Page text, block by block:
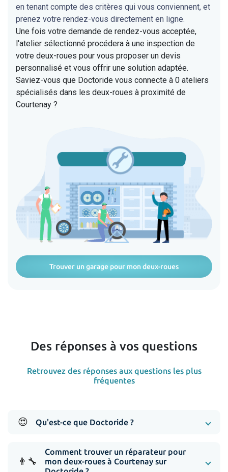
en tenant compte des critères qui vous conviennent, et
prenez votre rendez-vous directement en ligne.
Une fois votre demande de rendez-vous acceptée,
l'atelier sélectionné procédera à une inspection de
votre deux-roues pour vous proposer un devis
personnalisé et vous offrir une solution adaptée.
Saviez-vous que Doctoride vous connecte à 0 ateliers
spécialisés dans les deux-roues à proximité de
Courtenay ?
Trouver un garage pour mon deux-roues
Des réponses à vos questions
Retrouvez des réponses aux questions les plus
fréquentes
😍 Qu'est-ce que Doctoride ?
👨‍🔧
Comment trouver un réparateur pour
mon deux-roues à Courtenay sur